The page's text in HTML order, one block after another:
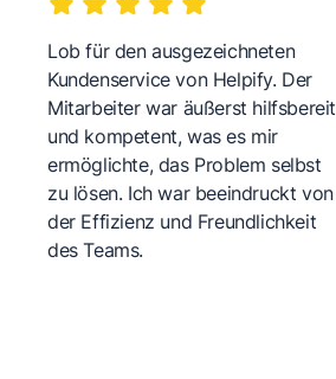
Lob für den ausgezeichneten
Kundenservice von Helpify. Der
Mitarbeiter war äußerst hilfsbereit
und kompetent, was es mir
ermöglichte, das Problem selbst
zu lösen. Ich war beeindruckt von
der Effizienz und Freundlichkeit
des Teams.